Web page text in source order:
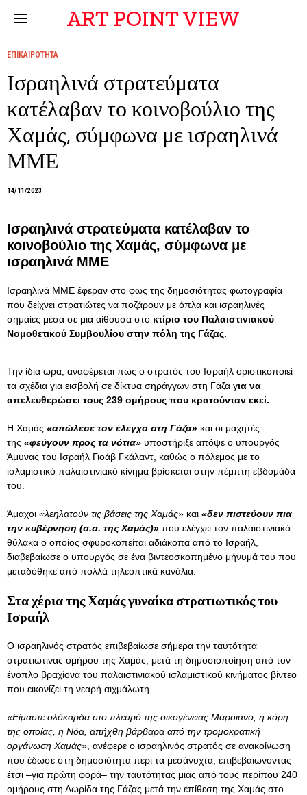
ART POINT VIEW
ΕΠΙΚΑΙΡΟΤΗΤΑ
Ισραηλινά στρατεύματα
κατέλαβαν το κοινοβούλιο της
Χαμάς, σύμφωνα με ισραηλινά
ΜΜΕ
14/11/2023
Ισραηλινά στρατεύματα κατέλαβαν το
κοινοβούλιο της Χαμάς, σύμφωνα με
ισραηλινά ΜΜΕ
Ισραηλινά ΜΜΕ έφεραν στο φως της δημοσιότητας φωτογραφία
που δείχνει στρατιώτες να ποζάρουν με όπλα και ισραηλινές
σημαίες μέσα σε μια αίθουσα στο κτίριο του Παλαιστινιακού
Νομοθετικού Συμβουλίου στην πόλη της Γάζας.
Την ίδια ώρα, αναφέρεται πως ο στρατός του Ισραήλ οριστικοποιεί
τα σχέδια για εισβολή σε δίκτυα σηράγγων στη Γάζα για να
απελευθερώσει τους 239 ομήρους που κρατούνταν εκεί.
Η Χαμάς «απώλεσε τον έλεγχο στη Γάζα» και οι μαχητές
της «φεύγουν προς τα νότια» υποστήριξε απόψε ο υπουργός
Άμυνας του Ισραήλ Γιοάβ Γκάλαντ, καθώς ο πόλεμος με το
ισλαμιστικό παλαιστινιακό κίνημα βρίσκεται στην πέμπτη εβδομάδα
του.
Άμαχοι «λεηλατούν τις βάσεις της Χαμάς» και «δεν πιστεύουν πια
την κυβέρνηση (σ.σ. της Χαμάς)» που ελέγχει τον παλαιστινιακό
θύλακα ο οποίος σφυροκοπείται αδιάκοπα από το Ισραήλ,
διαβεβαίωσε ο υπουργός σε ένα βιντεοσκοπημένο μήνυμά του που
μεταδόθηκε από πολλά τηλεοπτικά κανάλια.
Στα χέρια της Χαμάς γυναίκα στρατιωτικός του
Ισραήλ
Ο ισραηλινός στρατός επιβεβαίωσε σήμερα την ταυτότητα
στρατιωτίνας ομήρου της Χαμάς, μετά τη δημοσιοποίηση από τον
ένοπλο βραχίονα του παλαιστινιακού ισλαμιστικού κινήματος βίντεο
που εικονίζει τη νεαρή αιχμάλωτη.
«Είμαστε ολόκαρδα στο πλευρό της οικογένειας Μαρσιάνο, η κόρη
της οποίας, η Νόα, απήχθη βάρβαρα από την τρομοκρατική
οργάνωση Χαμάς» , ανέφερε ο ισραηλινός στρατός σε ανακοίνωση
που έδωσε στη δημοσιότητα περί τα μεσάνυχτα, επιβεβαιώνοντας
έτσι –για πρώτη φορά– την ταυτότητας μιας από τους περίπου 240
ομήρους στη Λωρίδα της Γάζας μετά την επίθεση της Χαμάς στο